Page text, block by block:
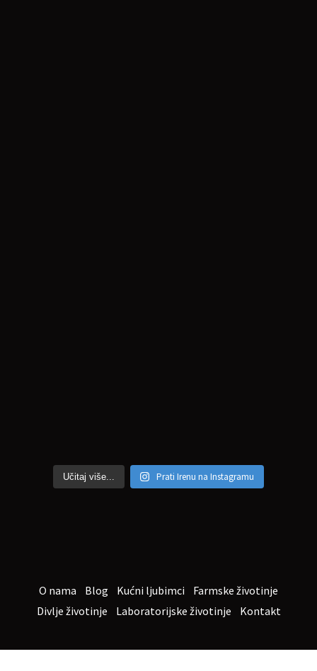
Učitaj više... Prati Irenu na Instagramu
O nama Blog Kućni ljubimci
Farmske životinje
Divlje životinje
Laboratorijske životinje Kontakt